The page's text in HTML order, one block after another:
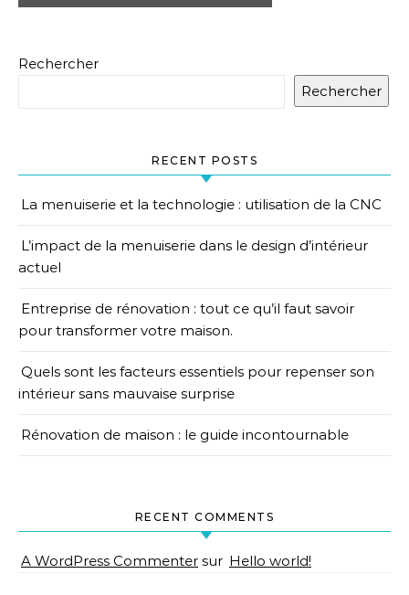
Rechercher
Rechercher
RECENT POSTS
La menuiserie et la technologie : utilisation de la CNC
L’impact de la menuiserie dans le design d’intérieur
actuel
Entreprise de rénovation : tout ce qu’il faut savoir
pour transformer votre maison.
Quels sont les facteurs essentiels pour repenser son
intérieur sans mauvaise surprise
Rénovation de maison : le guide incontournable
RECENT COMMENTS
A WordPress Commenter sur Hello world!